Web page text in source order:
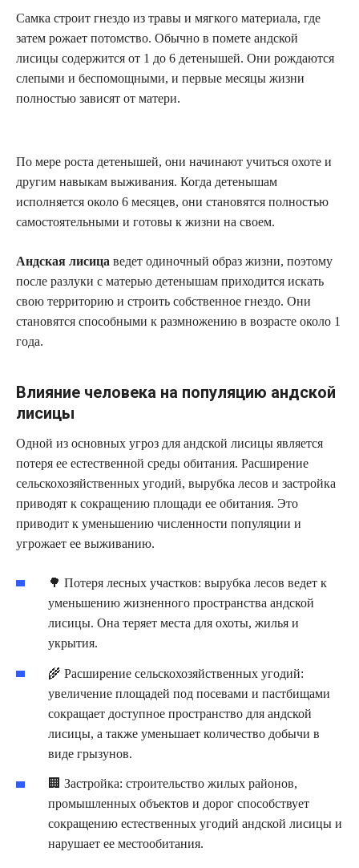
Самка строит гнездо из травы и мягкого материала, где
затем рожает потомство. Обычно в помете андской
лисицы содержится от 1 до 6 детенышей. Они рождаются
слепыми и беспомощными, и первые месяцы жизни
полностью зависят от матери.
По мере роста детенышей, они начинают учиться охоте и
другим навыкам выживания. Когда детенышам
исполняется около 6 месяцев, они становятся полностью
самостоятельными и готовы к жизни на своем.
Андская лисица ведет одиночный образ жизни, поэтому
после разлуки с матерью детенышам приходится искать
свою территорию и строить собственное гнездо. Они
становятся способными к размножению в возрасте около 1
года.
Влияние человека на популяцию андской
лисицы
Одной из основных угроз для андской лисицы является
потеря ее естественной среды обитания. Расширение
сельскохозяйственных угодий, вырубка лесов и застройка
приводят к сокращению площади ее обитания. Это
приводит к уменьшению численности популяции и
угрожает ее выживанию.
🌳 Потеря лесных участков: вырубка лесов ведет к
уменьшению жизненного пространства андской
лисицы. Она теряет места для охоты, жилья и
укрытия.
🌾 Расширение сельскохозяйственных угодий:
увеличение площадей под посевами и пастбищами
сокращает доступное пространство для андской
лисицы, а также уменьшает количество добычи в
виде грызунов.
🏢 Застройка: строительство жилых районов,
промышленных объектов и дорог способствует
сокращению естественных угодий андской лисицы и
нарушает ее местообитания.